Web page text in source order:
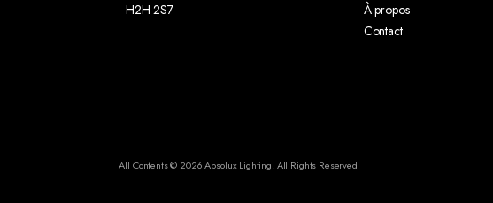
H2H 2S7
À propos
Contact
All Contents © 2026 Absolux Lighting. All Rights Reserved